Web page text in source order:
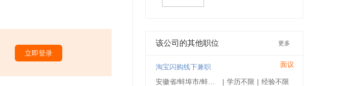
立即登录
该公司的其他职位 更多
淘宝闪购线下兼职 面议
| 学历不限 | 经验不限